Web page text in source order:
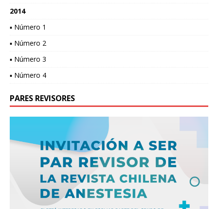
2014
▪ Número 1
▪ Número 2
▪ Número 3
▪ Número 4
PARES REVISORES